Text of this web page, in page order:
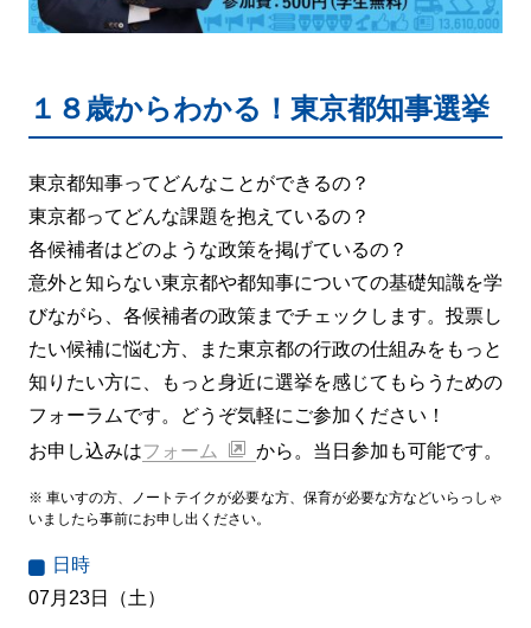
１８歳からわかる！東京都知事選挙
東京都知事ってどんなことができるの？
東京都ってどんな課題を抱えているの？
各候補者はどのような政策を掲げているの？
意外と知らない東京都や都知事についての基礎知識を学
びながら、各候補者の政策までチェックします。投票し
たい候補に悩む方、また東京都の行政の仕組みをもっと
知りたい方に、もっと身近に選挙を感じてもらうための
フォーラムです。どうぞ気軽にご参加ください！
お申し込みはフォーム から。当日参加も可能です。
※ 車いすの方、ノートテイクが必要な方、保育が必要な方などいらっしゃ
いましたら事前にお申し出ください。
日時
07月23日（土）